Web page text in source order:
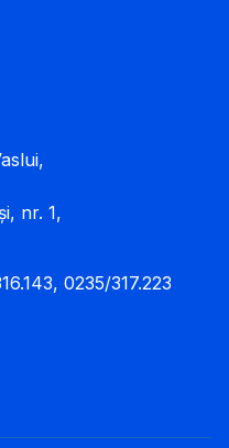
nr. 1,
0235/317.223